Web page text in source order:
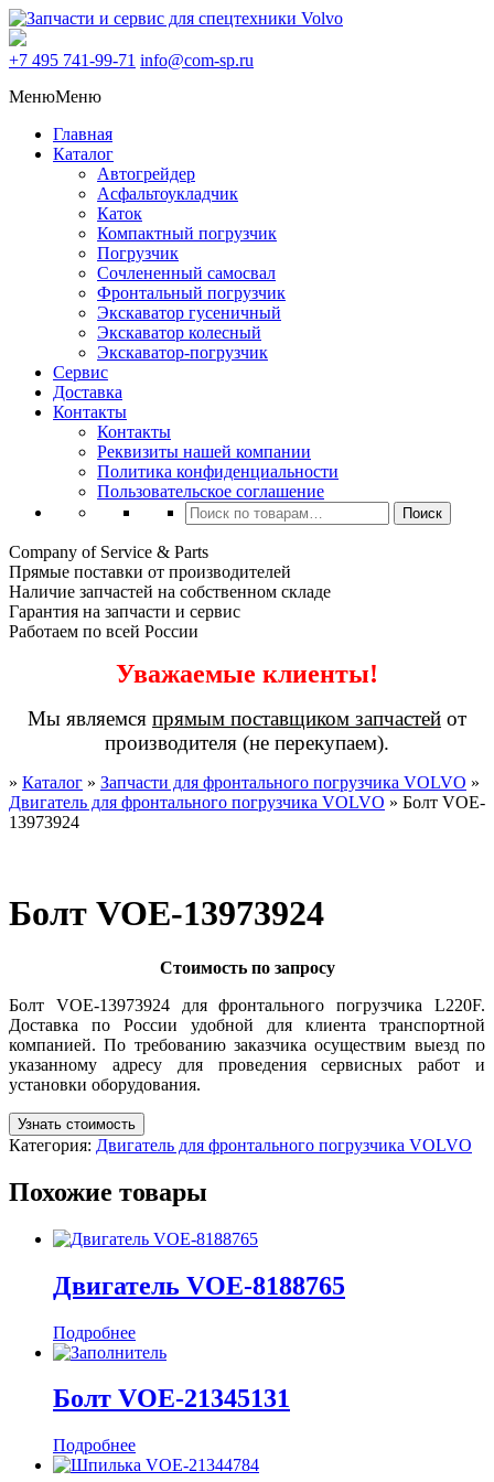
+7 495 741-99-71 info@com-sp.ru
МенюМеню
Главная
Каталог
Автогрейдер
Асфальтоукладчик
Каток
Компактный погрузчик
Погрузчик
Сочлененный самосвал
Фронтальный погрузчик
Экскаватор гусеничный
Экскаватор колесный
Экскаватор-погрузчик
Сервис
Доставка
Контакты
Контакты
Реквизиты нашей компании
Политика конфиденциальности
Пользовательское соглашение
Искать:
Поиск
Company of Service & Parts
Прямые поставки от производителей
Наличие запчастей на собственном складе
Гарантия на запчасти и сервис
Работаем по всей России
Уважаемые клиенты!
Мы являемся прямым поставщиком запчастей от
производителя (не перекупаем).
» Каталог » Запчасти для фронтального погрузчика VOLVO »
Двигатель для фронтального погрузчика VOLVO » Болт VOE-
13973924
Болт VOE-13973924
Стоимость по запросу
Болт VOE-13973924 для фронтального погрузчика L220F.
Доставка по России удобной для клиента транспортной
компанией. По требованию заказчика осуществим выезд по
указанному адресу для проведения сервисных работ и
установки оборудования.
Узнать стоимость
Категория: Двигатель для фронтального погрузчика VOLVO
Похожие товары
Двигатель VOE-8188765
Подробнее
Болт VOE-21345131
Подробнее